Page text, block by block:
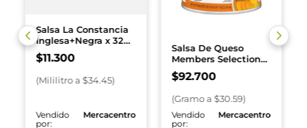
Salsa La Constancia
Inglesa+Negra x 328
ml Gratis Soya
$11.300
(Mililitroa $34.45)
Vendido
por:
Mercacentro
Salsa De Queso
Members Selections
Cheddar x 3030 g
$92.700
(Gramoa $30.59)
Vendido
por:
Mercacentro